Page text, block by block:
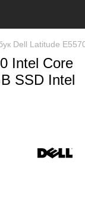
Dell Latitude
Intel Core
SSD Intel